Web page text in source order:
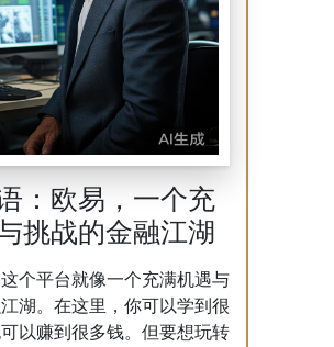
：欧易，一个充
挑战的金融江湖
个平台就像一个充满机遇与
湖。在这里，你可以学到很
以赚到很多钱。但要想玩转